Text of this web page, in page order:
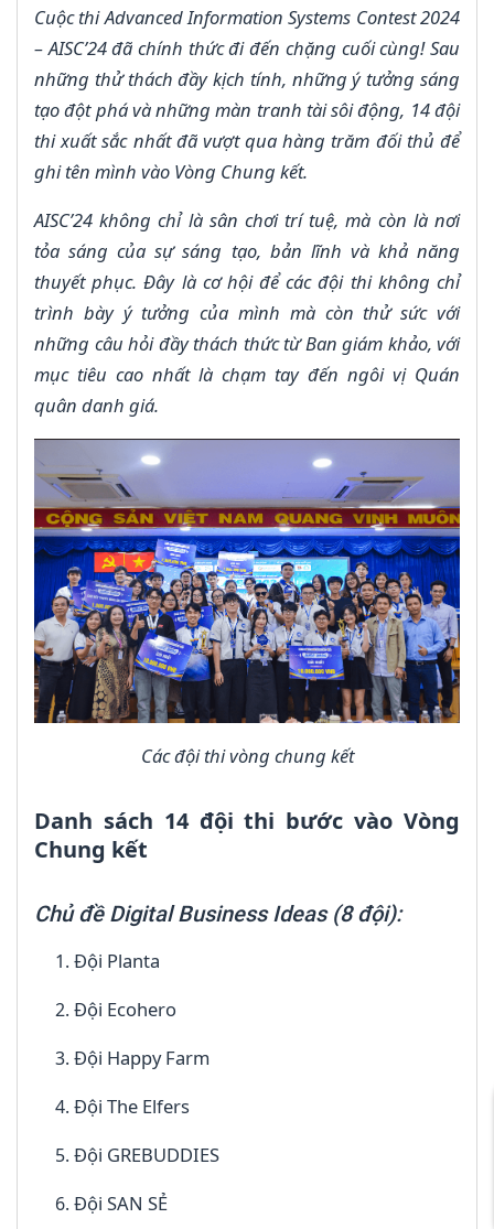
Cuộc thi Advanced Information Systems Contest 2024
– AISC’24 đã chính thức đi đến chặng cuối cùng! Sau
những thử thách đầy kịch tính, những ý tưởng sáng
tạo đột phá và những màn tranh tài sôi động, 14 đội
thi xuất sắc nhất đã vượt qua hàng trăm đối thủ để
ghi tên mình vào Vòng Chung kết.
AISC’24 không chỉ là sân chơi trí tuệ, mà còn là nơi
tỏa sáng của sự sáng tạo, bản lĩnh và khả năng
thuyết phục. Đây là cơ hội để các đội thi không chỉ
trình bày ý tưởng của mình mà còn thử sức với
những câu hỏi đầy thách thức từ Ban giám khảo, với
mục tiêu cao nhất là chạm tay đến ngôi vị Quán
quân danh giá.
Các đội thi vòng chung kết
Danh sách 14 đội thi bước vào Vòng
Chung kết
Chủ đề Digital Business Ideas (8 đội):
Đội Planta
Đội Ecohero
Đội Happy Farm
Đội The Elfers
Đội GREBUDDIES
Đội SAN SẺ